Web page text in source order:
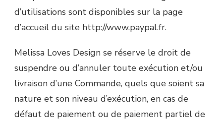
d’utilisations sont disponibles sur la page
d’accueil du site http://www.paypal.fr.
Melissa Loves Design se réserve le droit de
suspendre ou d’annuler toute exécution et/ou
livraison d’une Commande, quels que soient sa
nature et son niveau d’exécution, en cas de
défaut de paiement ou de paiement partiel de